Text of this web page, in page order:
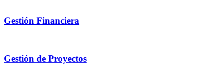
Gestión Financiera
Gestión de Proyectos